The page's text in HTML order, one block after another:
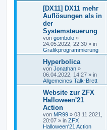
[DX11] DX11 mehr
Auflösungen als in
der
Systemsteuerung
von gombolo »
24.05.2022, 22:30 » in
Grafikprogrammierung
Hyperbolica
von Jonathan »
06.04.2022, 14:27 » in
Allgemeines Talk-Brett
Website zur ZFX
Halloween'21
Action
von MR99 » 03.11.2021,
20:07 » in ZFX
Halloween'21 Action